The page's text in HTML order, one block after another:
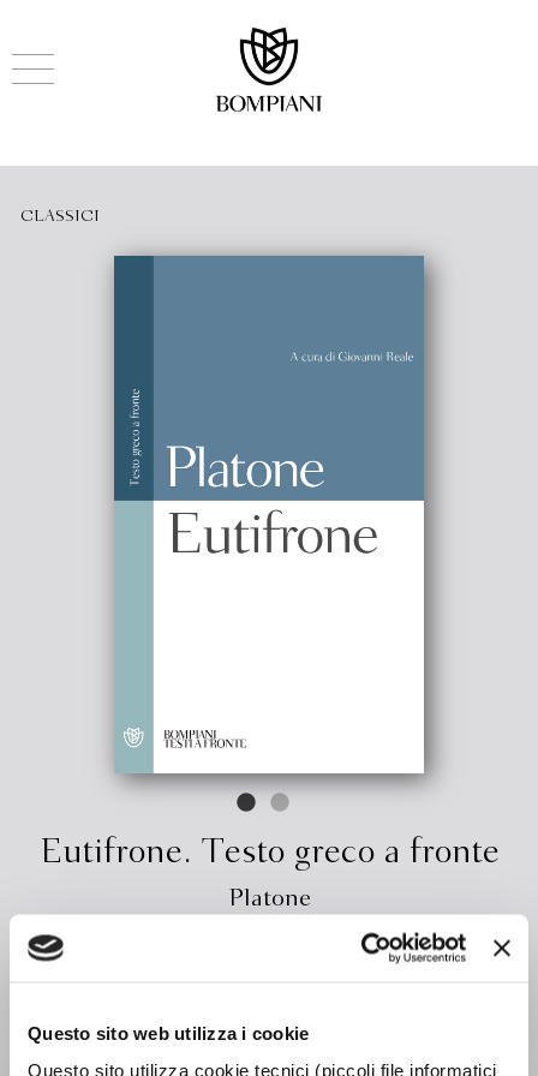
Questo sito web utilizza i cookie
Questo sito utilizza cookie tecnici (piccoli file informatici
CLASSICI
Eutifrone. Testo greco a fronte
Platone